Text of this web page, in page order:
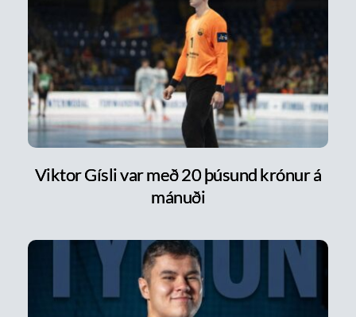
Viktor Gísli var með 20 þúsund krónur á
mánuði